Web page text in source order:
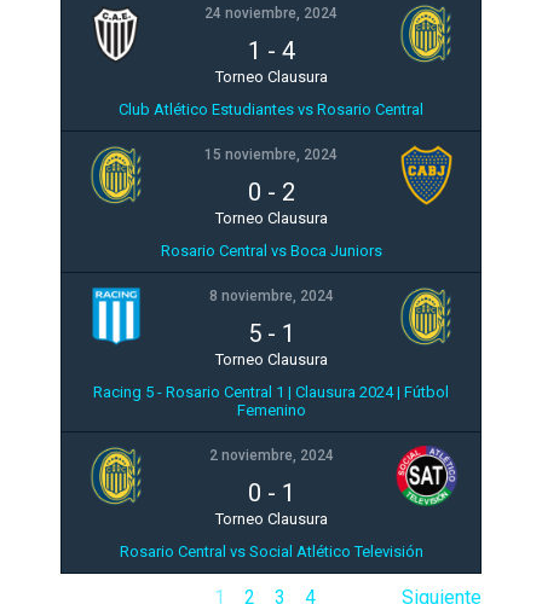
24 noviembre, 2024
1 - 4
Torneo Clausura
Club Atlético Estudiantes vs Rosario Central
15 noviembre, 2024
0 - 2
Torneo Clausura
Rosario Central vs Boca Juniors
8 noviembre, 2024
5- 1
Torneo Clausura
Racing 5 - Rosario Central 1 | Clausura 2024 | Fútbol
Femenino
2 noviembre, 2024
0 - 1
Torneo Clausura
Rosario Central vs Social Atlético Televisión
1 2 3 4 Siguiente